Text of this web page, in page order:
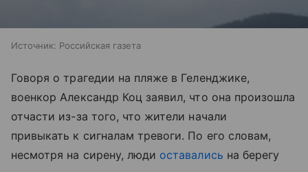
Источник: Российская газета
Говоря о трагедии на пляже в Геленджике,
военкор Александр Коц заявил, что она произошла
отчасти из-за того, что жители начали
привыкать к сигналам тревоги. По его словам,
несмотря на сирену, люди оставались на берегу